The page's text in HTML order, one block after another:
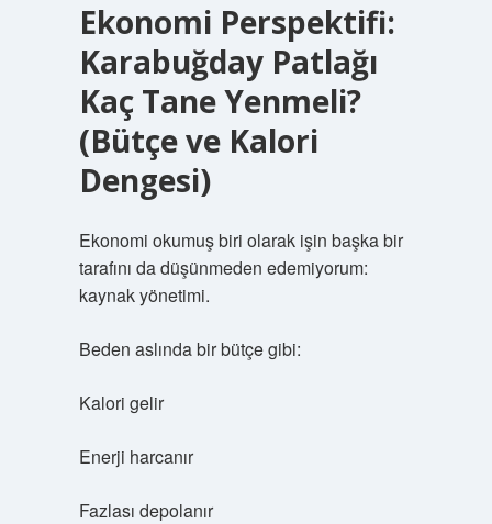
Ekonomi Perspektifi:
Karabuğday Patlağı
Kaç Tane Yenmeli?
(Bütçe ve Kalori
Dengesi)
Ekonomi okumuş biri olarak işin başka bir
tarafını da düşünmeden edemiyorum:
kaynak yönetimi.
Beden aslında bir bütçe gibi:
Kalori gelir
Enerji harcanır
Fazlası depolanır